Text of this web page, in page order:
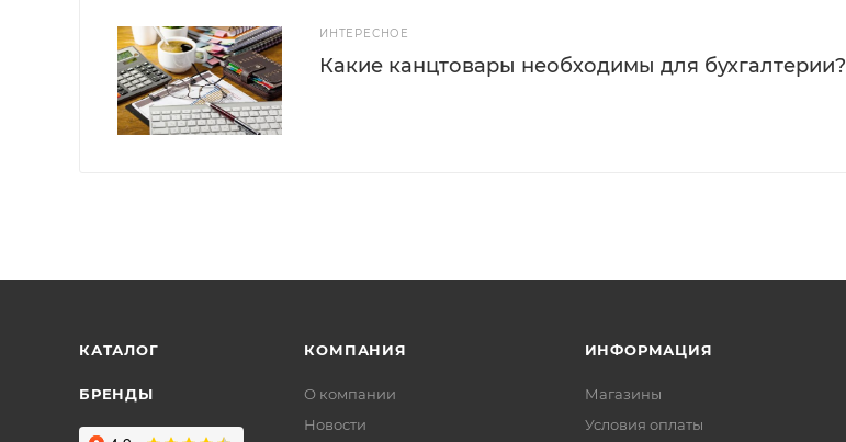
ИНТЕРЕСНОЕ
Какие канцтовары необходимы для бухгалтерии?
КАТАЛОГ
БРЕНДЫ
КОМПАНИЯ
О компании
Новости
ИНФОРМАЦИЯ
Магазины
Условия оплаты